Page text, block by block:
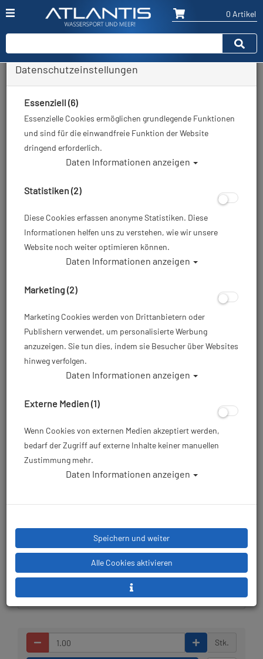
0 Artikel
Zurück
Rot
21,50 €*
Werktagen: lagernd
Stk.
Datenschutzeinstellungen
Essenziell (6)
Essenzielle Cookies ermöglichen grundlegende Funktionen
und sind für die einwandfreie Funktion der Website
dringend erforderlich.
Daten Informationen anzeigen
Statistiken (2)
Diese Cookies erfassen anonyme Statistiken. Diese
Informationen helfen uns zu verstehen, wie wir unsere
Website noch weiter optimieren können.
Daten Informationen anzeigen
Marketing (2)
Marketing Cookies werden von Drittanbietern oder
Publishern verwendet, um personalisierte Werbung
anzuzeigen. Sie tun dies, indem sie Besucher über Websites
hinweg verfolgen.
Daten Informationen anzeigen
Externe Medien (1)
Wenn Cookies von externen Medien akzeptiert werden,
bedarf der Zugriff auf externe Inhalte keiner manuellen
Zustimmung mehr.
Daten Informationen anzeigen
Speichern und weiter
Alle Cookies aktivieren